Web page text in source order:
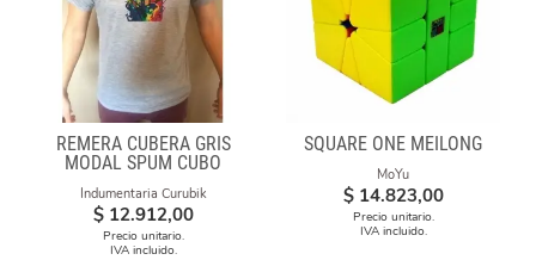
REMERA CUBERA GRIS
MODAL SPUM CUBO
Indumentaria Curubik
$ 12.912,00
Precio unitario.
IVA incluido.
SQUARE ONE MEILONG
MoYu
$ 14.823,00
Precio unitario.
IVA incluido.